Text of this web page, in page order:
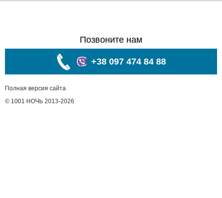
Позвоните нам
+38 097 474 84 88
Полная версия сайта
© 1001 НОЧЬ 2013-2026